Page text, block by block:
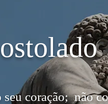
seu coração;não